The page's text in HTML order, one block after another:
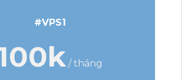
#VPS1
/ tháng